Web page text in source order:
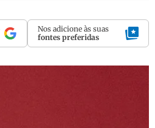
Nos adicione às suas
fontes preferidas